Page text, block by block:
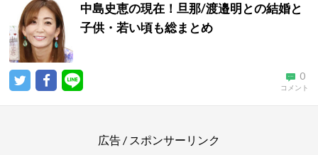
中島史恵の現在！旦那/渡邉明との結婚と
子供・若い頃も総まとめ
0
コメント
広告 / スポンサーリンク